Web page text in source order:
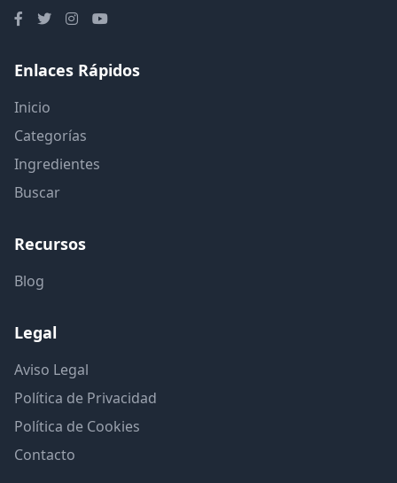
Enlaces Rápidos
Inicio
Categorías
Ingredientes
Buscar
Recursos
Blog
Legal
Aviso Legal
Política de Privacidad
Política de Cookies
Contacto